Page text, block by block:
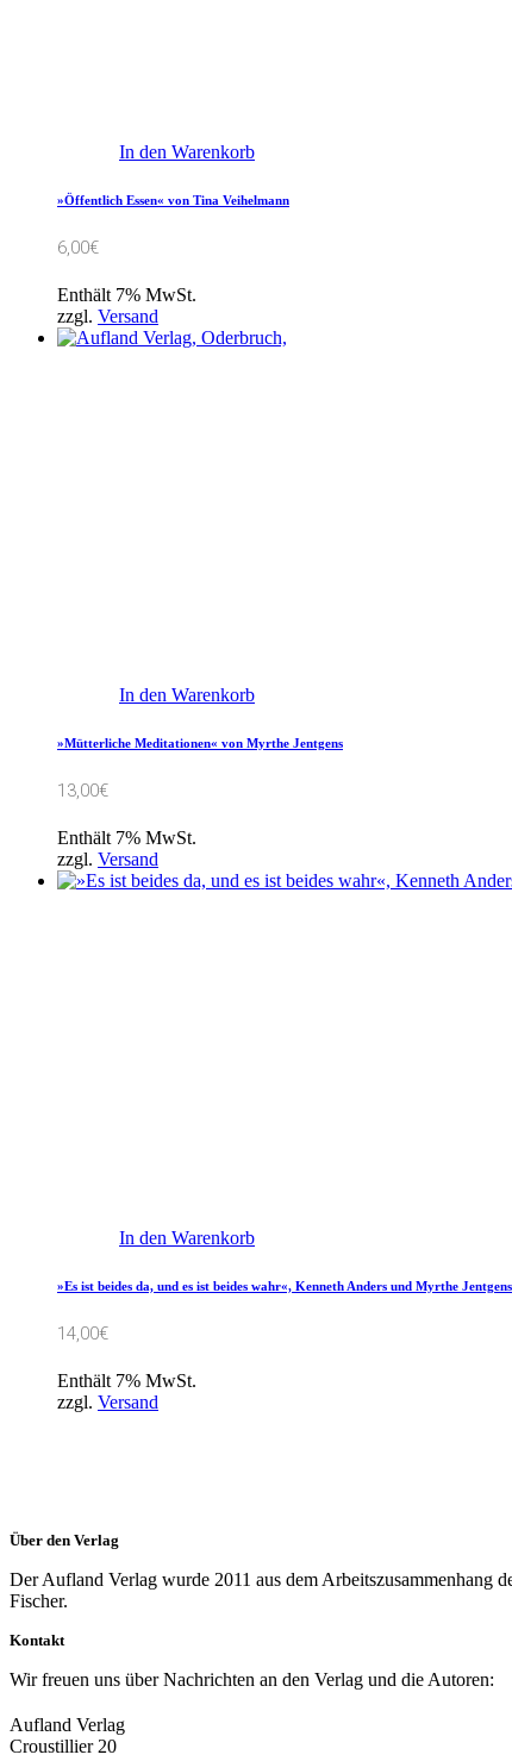
In den Warenkorb
»Öffentlich Essen« von Tina Veihelmann
6,00€
Enthält 7% MwSt.
zzgl. Versand
In den Warenkorb
»Mütterliche Meditationen« von Myrthe Jentgens
13,00€
Enthält 7% MwSt.
zzgl. Versand
In den Warenkorb
»Es ist beides da, und es ist beides wahr«, Kenneth Anders und Myrthe Jentgens
14,00€
Enthält 7% MwSt.
zzgl. Versand
Über den Verlag
Der Aufland Verlag wurde 2011 aus dem Arbeitszusammenhang
Fischer.
Kontakt
Wir freuen uns über Nachrichten an den Verlag und die Autoren:
Aufland Verlag
Croustillier 20